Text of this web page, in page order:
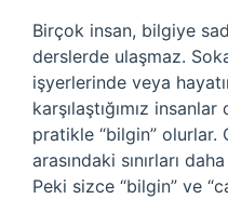
Birçok insan, bilgiye
derslerde ulaşmaz.
işyerlerinde veya
karşılaştığımız
pratikle “bilgin” olurlar.
arasındaki sınırları
Peki sizce “bilgin” ve